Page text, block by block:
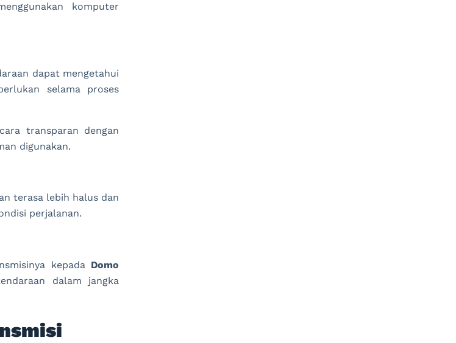
komputer
dapat mengetahui
selama proses
transparan dengan
digunakan.
terasa lebih halus dan
perjalanan.
kepada Domo
dalam jangka